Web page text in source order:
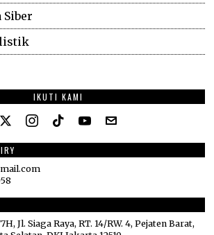
Siber
IKUTI KAMI
Jl. Siaga Raya, RT. 14/RW. 4, Pejaten Barat,